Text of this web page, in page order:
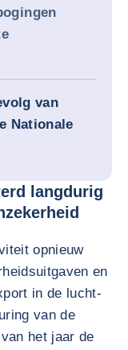
van
Nationale
langdurig
opnieuw
en
in de lucht-
van de
het jaar de